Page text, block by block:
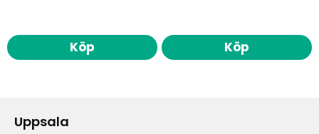
Köp Köp
Uppsala